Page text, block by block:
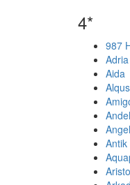
4*
987
Adria
Aida
Antik